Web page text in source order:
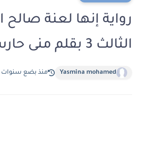
رواية إنها لعنة
الثالث 3 بقلم منى حارس
Yasmina mohamed منذ بضع سنوات